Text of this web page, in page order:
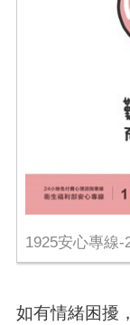
1925安心專線-
如有情緒困擾